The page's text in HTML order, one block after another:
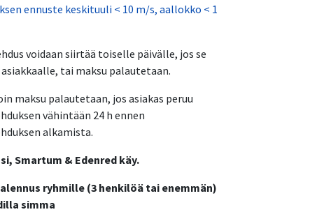
ennuste keskituuli < 10 m/s, aallokko < 1
voidaan siirtää toiselle päivälle, jos se
tai maksu palautetaan.
maksu palautetaan, jos asiakas peruu
vähintään 24 h ennen
alkamista.
Smartum & Edenred käy.
alennus ryhmille (3 henkilöä tai enemmän)
simma